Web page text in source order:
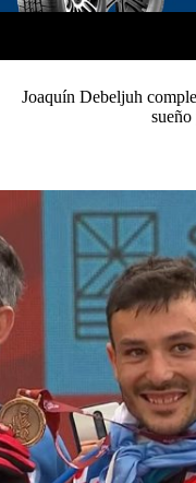
Joaquín Debeljuh